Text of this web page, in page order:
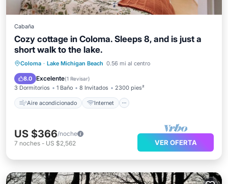
Cabaña
Cozy cottage in Coloma. Sleeps 8, and is just a
short walk to the lake.
Coloma · Lake Michigan Beach 0.56 mi al centro
8.0 Excelente(1 Revisar)
3 Dormitorios 1 Baño 8 Invitados 2300 pies²
Aire acondicionado Internet
Aire acondicionado
Internet
Apto para niños
US $366/noche
7 noches - US $2,562 VER OFERTA